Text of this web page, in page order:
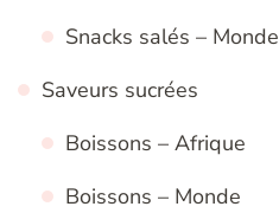
Snacks salés – Monde
Saveurs sucrées
Boissons – Afrique
Boissons – Monde